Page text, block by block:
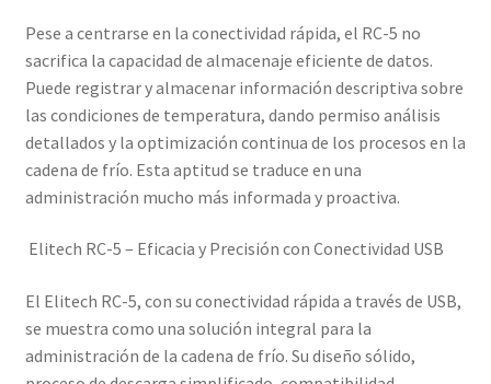
Pese a centrarse en la conectividad rápida, el RC-5 no
sacrifica la capacidad de almacenaje eficiente de datos.
Puede registrar y almacenar información descriptiva sobre
las condiciones de temperatura, dando permiso análisis
detallados y la optimización continua de los procesos en la
cadena de frío. Esta aptitud se traduce en una
administración mucho más informada y proactiva.
Elitech RC-5 – Eficacia y Precisión con Conectividad USB
El Elitech RC-5, con su conectividad rápida a través de USB,
se muestra como una solución integral para la
administración de la cadena de frío. Su diseño sólido,